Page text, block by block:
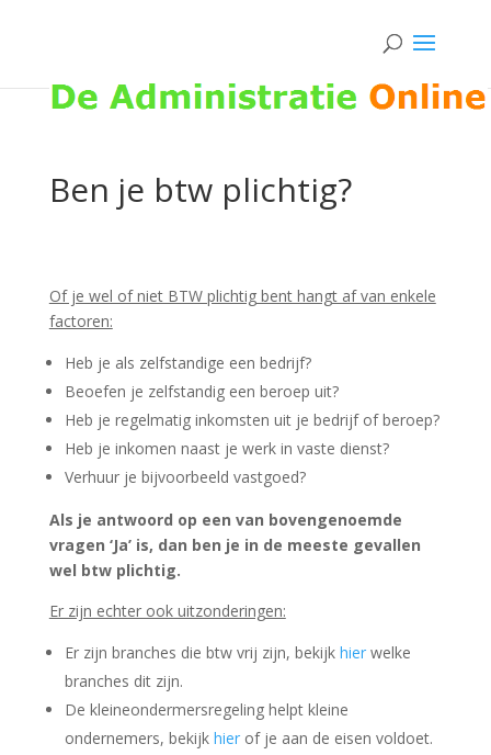
Ben je btw plichtig?
Of je wel of niet BTW plichtig bent hangt af van enkele
factoren:
Heb je als zelfstandige een bedrijf?
Beoefen je zelfstandig een beroep uit?
Heb je regelmatig inkomsten uit je bedrijf of beroep?
Heb je inkomen naast je werk in vaste dienst?
Verhuur je bijvoorbeeld vastgoed?
Als je antwoord op een van bovengenoemde
vragen ‘Ja’ is, dan ben je in de meeste gevallen
wel btw plichtig.
Er zijn echter ook uitzonderingen:
Er zijn branches die btw vrij zijn, bekijk hierwelke
branches dit zijn.
De kleineondermersregeling helpt kleine
ondernemers, bekijk hierof je aan de eisen voldoet.